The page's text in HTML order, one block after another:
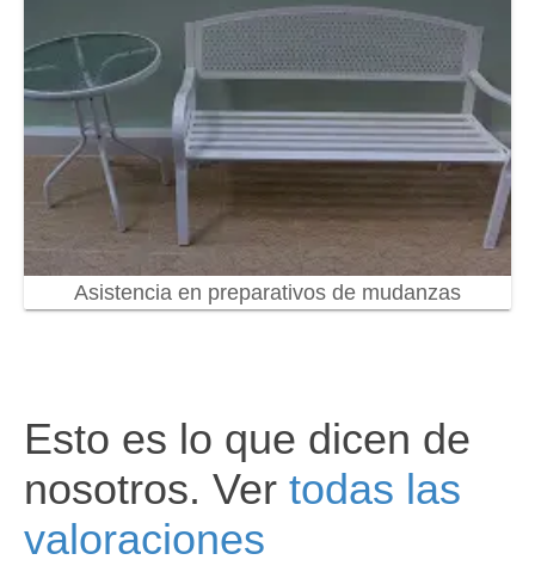
Asistencia en preparativos de mudanzas
Esto es lo que dicen de
nosotros. Ver todas las
valoraciones